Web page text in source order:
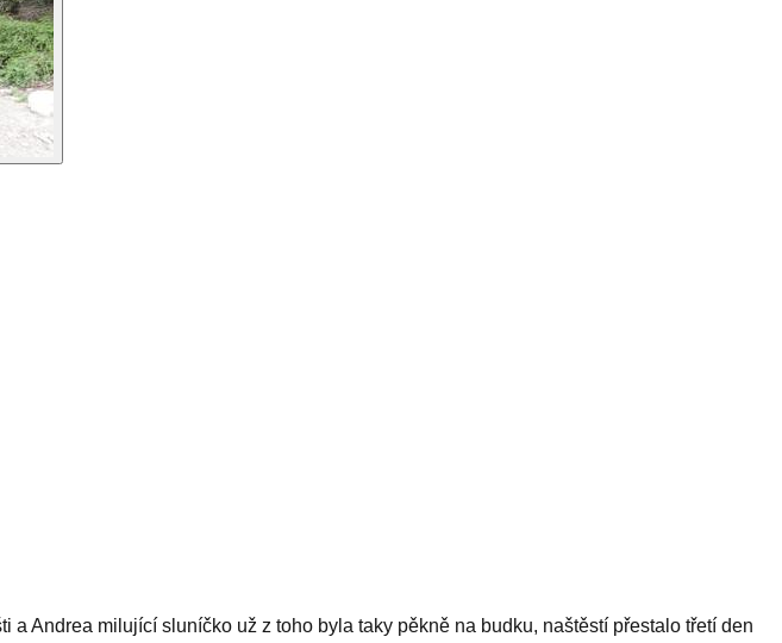
Andrea milující sluníčko už z toho byla taky pěkně na budku, naštěstí přestalo třetí den